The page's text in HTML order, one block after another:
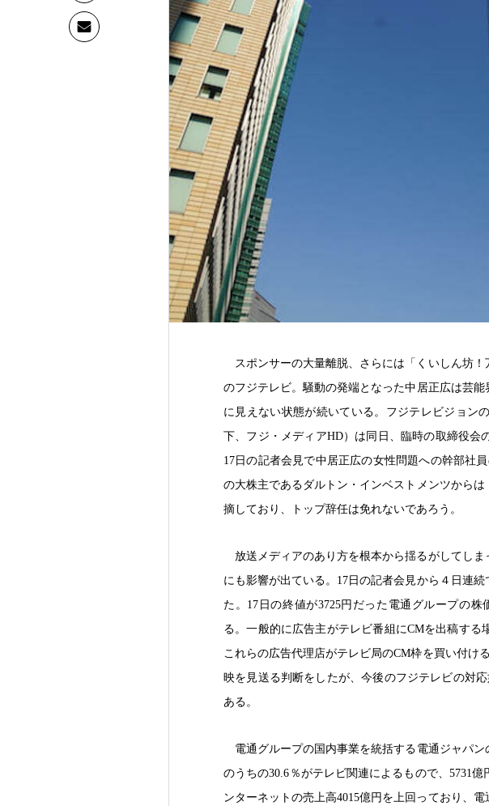
スポンサーの大量離脱、さらには「くいしん坊
のフジテレビ。騒動の発端となった中居正広は芸
に見えない状態が続いている。フジテレビジョン
下、フジ・メディアHD）は同日、臨時の取締役会
17日の記者会見で中居正広の女性問題への幹部社
の大株主であるダルトン・インベストメンツから
摘しており、トップ辞任は免れないであろう。
放送メディアのあり方を根本から揺るがしてし
にも影響が出ている。17日の記者会見から４日連
た。17日の終値が3725円だった電通グループの
る。一般的に広告主がテレビ番組にCMを出稿する
これらの広告代理店がテレビ局のCM枠を買い付け
映を見送る判断をしたが、今後のフジテレビの対
ある。
電通グループの国内事業を統括する電通ジャパ
のうちの30.6％がテレビ関連によるもので、5731
ンターネットの売上高4015億円を上回っており、